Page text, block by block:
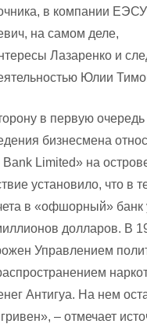
в компании ЕЭСУ
на самом деле,
Лазаренко и
Юлии
в первую очередь
бизнесмена
Limited» на
установило, что в
в «офшорный» банк
долларов. В
Управлением
Антигуа. На нем
– отмечает